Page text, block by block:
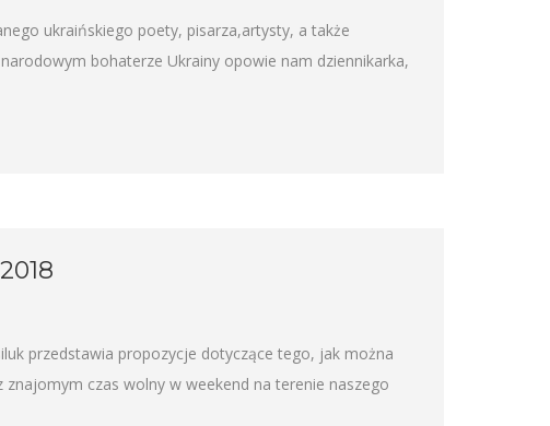
ukraińskiego poety, pisarza,artysty, a także
bohaterze Ukrainy opowie nam dziennikarka,
przedstawia propozycje dotyczące tego, jak można
czas wolny w weekend na terenie naszego